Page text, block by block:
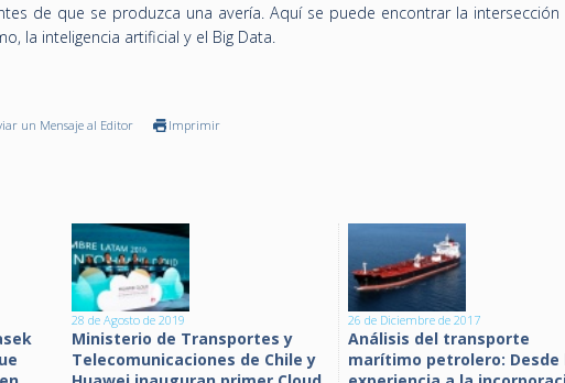
de que se produzca una avería. Aquí se puede encontrar la intersección
la inteligencia artificial y el Big Data.
un Mensaje al Editor Imprimir
28 de Agosto de 2019
Ministerio de Transportes y
Telecomunicaciones de Chile y
26 de Diciembre de 2017
Análisis del transporte
marítimo petrolero: Desde